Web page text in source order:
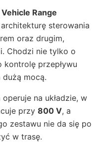
Range
sterowania
oraz drugim,
Chodzi nie tylko o
kontrolę przepływu
dużą mocą.
na układzie, w
przy 800 V, a
zestawu nie da się po
w trasę.